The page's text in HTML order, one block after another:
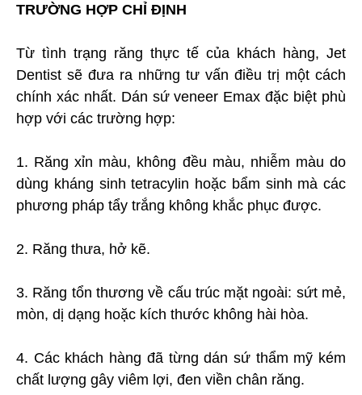
TRƯỜNG HỢP CHỈ ĐỊNH
Từ tình trạng răng thực tế của khách hàng, Jet
Dentist sẽ đưa ra những tư vấn điều trị một cách
chính xác nhất. Dán sứ veneer Emax đặc biệt phù
hợp với các trường hợp:
1. Răng xỉn màu, không đều màu, nhiễm màu do
dùng kháng sinh tetracylin hoặc bẩm sinh mà các
phương pháp tẩy trắng không khắc phục được.
2. Răng thưa, hở kẽ.
3. Răng tổn thương về cấu trúc mặt ngoài: sứt mẻ,
mòn, dị dạng hoặc kích thước không hài hòa.
4. Các khách hàng đã từng dán sứ thẩm mỹ kém
chất lượng gây viêm lợi, đen viền chân răng.